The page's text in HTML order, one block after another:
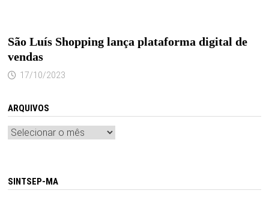
São Luís Shopping lança plataforma digital de
vendas
17/10/2023
ARQUIVOS
Arquivos
SINTSEP-MA